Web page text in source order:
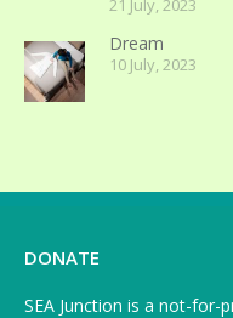
21 July, 2023
Dream
10 July, 2023
DONATE
SEA Junction is a not-